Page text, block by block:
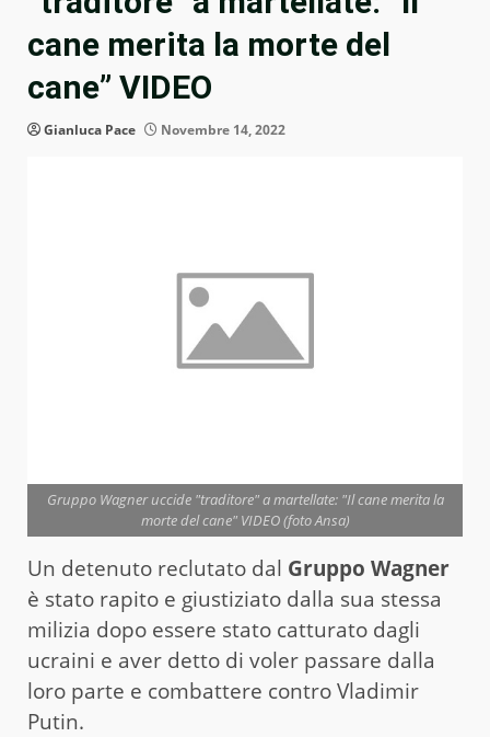
cane merita la morte del
cane” VIDEO
Gianluca Pace Novembre 14, 2022
Gruppo Wagner uccide "traditore" a martellate: "Il cane merita la
morte del cane" VIDEO (foto Ansa)
Un detenuto reclutato dal Gruppo Wagner
è stato rapito e giustiziato dalla sua stessa
milizia dopo essere stato catturato dagli
ucraini e aver detto di voler passare dalla
loro parte e combattere contro Vladimir
Putin.